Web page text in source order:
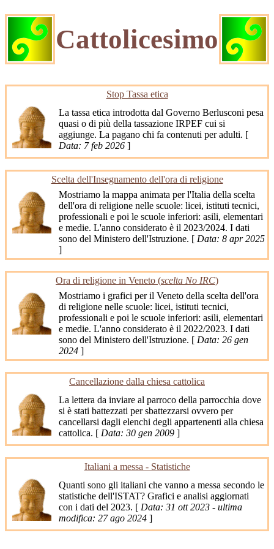
Cattolicesimo
Stop Tassa etica
La tassa etica introdotta dal Governo Berlusconi pesa
quasi o di più della tassazione IRPEF cui si
aggiunge. La pagano chi fa contenuti per adulti. [
Data: 7 feb 2026 ]
Scelta dell'Insegnamento dell'ora di religione
Mostriamo la mappa animata per l'Italia della scelta
dell'ora di religione nelle scuole: licei, istituti tecnici,
professionali e poi le scuole inferiori: asili, elementari
e medie. L'anno considerato è il 2023/2024. I dati
sono del Ministero dell'Istruzione. [ Data: 8 apr 2025
]
Ora di religione in Veneto (scelta No IRC)
Mostriamo i grafici per il Veneto della scelta dell'ora
di religione nelle scuole: licei, istituti tecnici,
professionali e poi le scuole inferiori: asili, elementari
e medie. L'anno considerato è il 2022/2023. I dati
sono del Ministero dell'Istruzione. [ Data: 26 gen
2024 ]
Cancellazione dalla chiesa cattolica
La lettera da inviare al parroco della parrocchia dove
si è stati battezzati per sbattezzarsi ovvero per
cancellarsi dagli elenchi degli appartenenti alla chiesa
cattolica. [ Data: 30 gen 2009 ]
Italiani a messa - Statistiche
Quanti sono gli italiani che vanno a messa secondo le
statistiche dell'ISTAT? Grafici e analisi aggiornati
con i dati del 2023. [ Data: 31 ott 2023 - ultima
modifica: 27 ago 2024 ]